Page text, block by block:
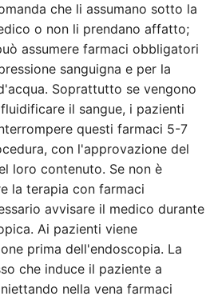
che li assumano sotto la
o non li prendano affatto;
assumere farmaci obbligatori
sanguigna e per la
Soprattutto se vengono
il sangue, i pazienti
questi farmaci 5-7
con l'approvazione del
loro contenuto. Se non è
la terapia con farmaci
avvisare il medico durante
Ai pazienti viene
prima dell'endoscopia. La
che induce il paziente a
nella vena farmaci